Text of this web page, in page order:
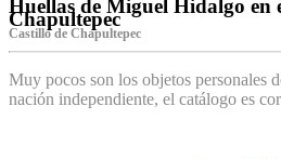
Huellas de Miguel Hidalgo en
Chapultepec
Castillo de Chapultepec
Muy pocos son los objetos personales
nación independiente, el catálogo es